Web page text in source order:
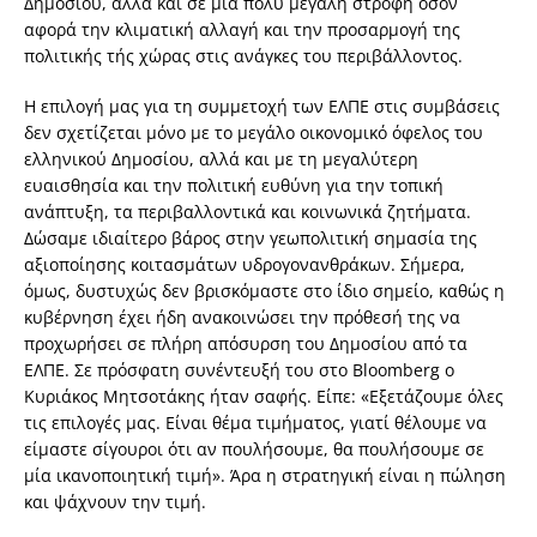
αφορά την κλιματική αλλαγή και την προσαρμογή της
πολιτικής τής χώρας στις ανάγκες του περιβάλλοντος.
Η επιλογή μας για τη συμμετοχή των ΕΛΠΕ στις συμβάσεις
δεν σχετίζεται μόνο με το μεγάλο οικονομικό όφελος του
ελληνικού Δημοσίου, αλλά και με τη μεγαλύτερη
ευαισθησία και την πολιτική ευθύνη για την τοπική
ανάπτυξη, τα περιβαλλοντικά και κοινωνικά ζητήματα.
Δώσαμε ιδιαίτερο βάρος στην γεωπολιτική σημασία της
αξιοποίησης κοιτασμάτων υδρογονανθράκων. Σήμερα,
όμως, δυστυχώς δεν βρισκόμαστε στο ίδιο σημείο, καθώς η
κυβέρνηση έχει ήδη ανακοινώσει την πρόθεσή της να
προχωρήσει σε πλήρη απόσυρση του Δημοσίου από τα
ΕΛΠΕ. Σε πρόσφατη συνέντευξή του στο Bloomberg ο
Κυριάκος Μητσοτάκης ήταν σαφής. Είπε: «Εξετάζουμε όλες
τις επιλογές μας. Είναι θέμα τιμήματος, γιατί θέλουμε να
είμαστε σίγουροι ότι αν πουλήσουμε, θα πουλήσουμε σε
μία ικανοποιητική τιμή». Άρα η στρατηγική είναι η πώληση
και ψάχνουν την τιμή.